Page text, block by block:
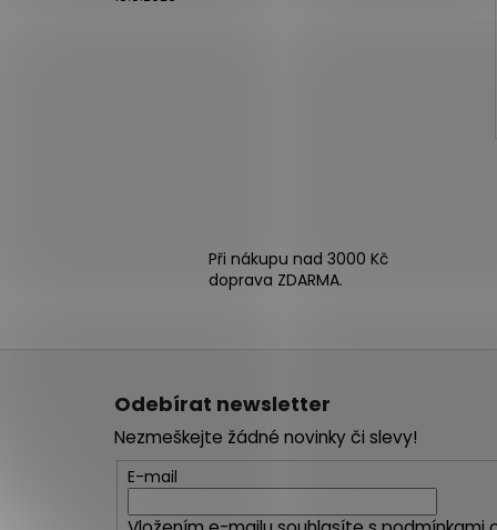
Při nákupu nad 3000 Kč
doprava ZDARMA.
Odebírat newsletter
Nezmeškejte žádné novinky či slevy!
E-mail